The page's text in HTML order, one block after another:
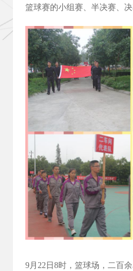
篮球赛的小组赛、半决赛、决
9月22日8时，篮球场，二百